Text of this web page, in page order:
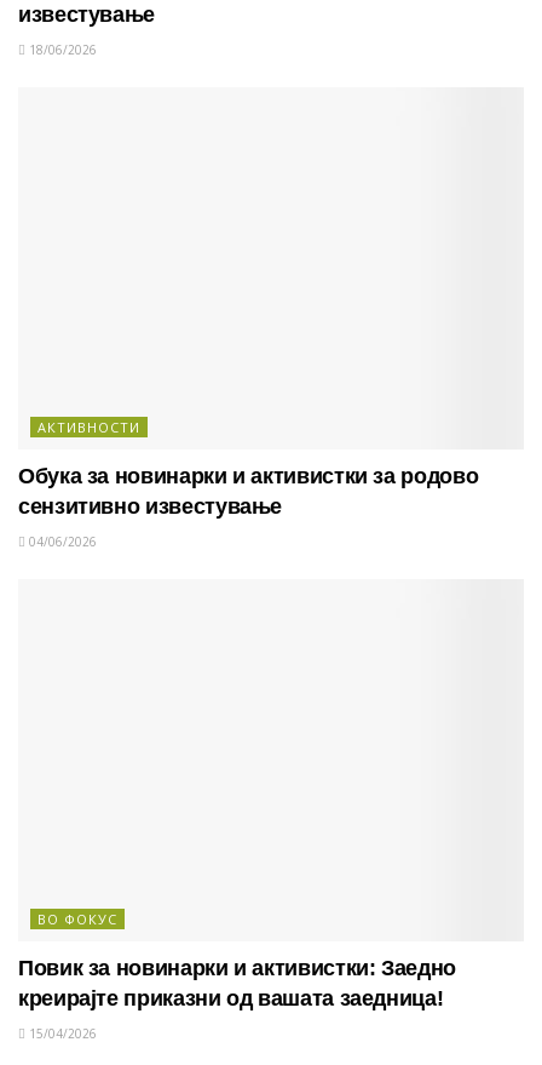
известување
18/06/2026
АКТИВНОСТИ
Обука за новинарки и активистки за родово
сензитивно известување
04/06/2026
ВО ФОКУС
Повик за новинарки и активистки: Заедно
креирајте приказни од вашата заедница!
15/04/2026